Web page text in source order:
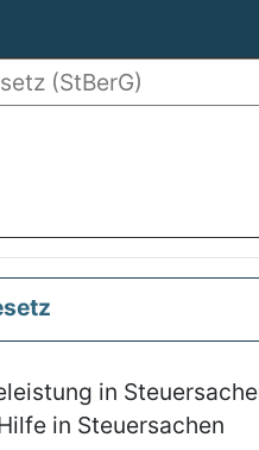
in
in Steuersachen